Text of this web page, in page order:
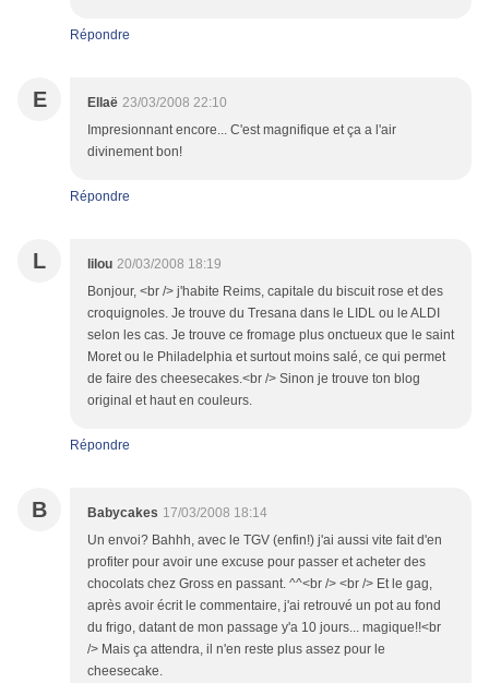
Répondre
E Ellaë 23/03/2008 22:10
Impresionnant encore... C'est magnifique et ça a l'air
divinement bon!
Répondre
L lilou 20/03/2008 18:19
Bonjour, <br /> j'habite Reims, capitale du biscuit rose et des
croquignoles. Je trouve du Tresana dans le LIDL ou le ALDI
selon les cas. Je trouve ce fromage plus onctueux que le saint
Moret ou le Philadelphia et surtout moins salé, ce qui permet
de faire des cheesecakes.<br /> Sinon je trouve ton blog
original et haut en couleurs.
Répondre
B Babycakes 17/03/2008 18:14
Un envoi? Bahhh, avec le TGV (enfin!) j'ai aussi vite fait d'en
profiter pour avoir une excuse pour passer et acheter des
chocolats chez Gross en passant. ^^<br /> <br /> Et le gag,
après avoir écrit le commentaire, j'ai retrouvé un pot au fond
du frigo, datant de mon passage y'a 10 jours... magique!!<br
/> Mais ça attendra, il n'en reste plus assez pour le
cheesecake.